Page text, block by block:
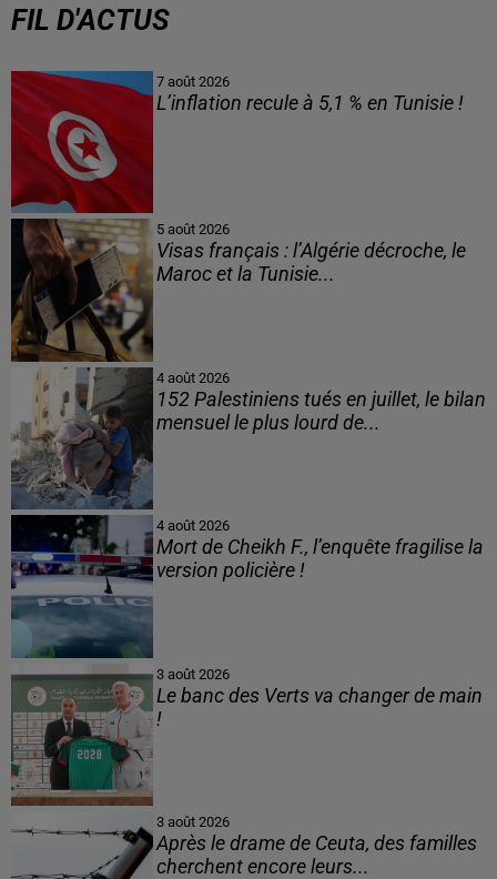
FIL D'ACTUS
7 août 2026
L’inflation recule à 5,1 % en Tunisie !
5 août 2026
Visas français : l’Algérie décroche, le
Maroc et la Tunisie...
4 août 2026
152 Palestiniens tués en juillet, le bilan
mensuel le plus lourd de...
4 août 2026
Mort de Cheikh F., l’enquête fragilise la
version policière !
3 août 2026
Le banc des Verts va changer de main
!
3 août 2026
Après le drame de Ceuta, des familles
cherchent encore leurs...